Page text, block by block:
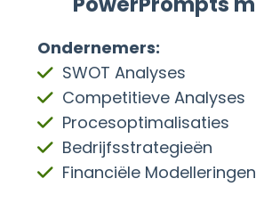
Ondernemers:
SWOT Analyses
Competitieve Analyses
Procesoptimalisaties
Bedrijfsstrategieën
Financiële Modelleringen